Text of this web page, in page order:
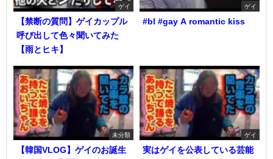
ゲイ
【禁断の質問】ゲイカップル
呼び出して色々聞いてみた
【雨とヒキ】
ゲイ
#bl #gay A romantic kiss
未分類
【韓国VLOG】ゲイのお誕生
ゲイ
実はゲイを公表している芸能